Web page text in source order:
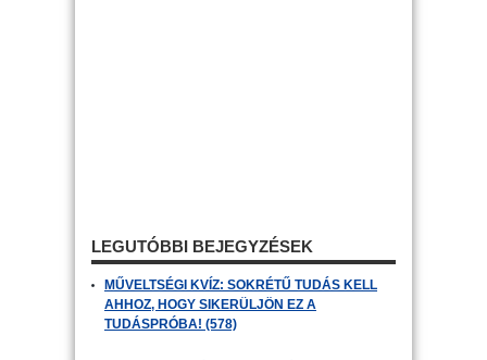
LEGUTÓBBI BEJEGYZÉSEK
MŰVELTSÉGI KVÍZ: SOKRÉTŰ TUDÁS KELL
AHHOZ, HOGY SIKERÜLJÖN EZ A
TUDÁSPRÓBA! (578)